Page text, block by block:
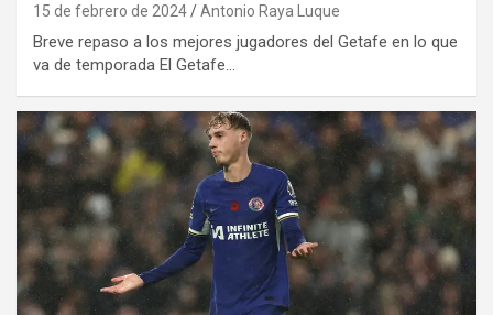
15 de febrero de 2024 Antonio Raya Luque
Breve repaso a los mejores jugadores del Getafe en lo que
va de temporada El Getafe…